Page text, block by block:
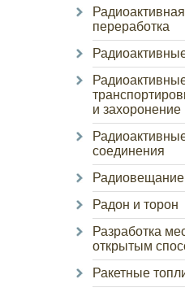
переработка
и захоронение
соединения
Радон и торон
Разработка
открытым
Ракетные